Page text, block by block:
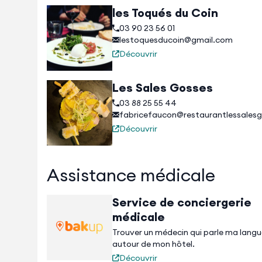
les Toqués du Coin
03 90 23 56 01
lestoquesducoin@gmail.com
Découvrir
Les Sales Gosses
03 88 25 55 44
Découvrir
Assistance médicale
Service de conciergerie
médicale
Trouver un médecin qui parle ma
autour de mon hôtel.
Découvrir